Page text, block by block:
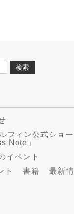
フィン公式ショ
Note」
イベント
ト
書籍 最新